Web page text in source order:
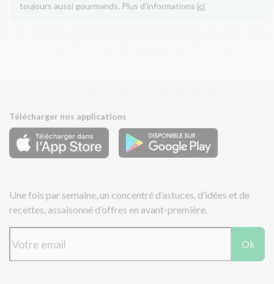
toujours aussi gourmands. Plus d'informations ici
Télécharger nos applications
Une fois par semaine, un concentré d’astuces, d’idées et de
recettes, assaisonné d’offres en avant-première.
Ok